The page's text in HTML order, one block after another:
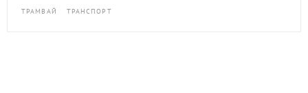
ТРАМВАЙ
ТРАНСПОРТ